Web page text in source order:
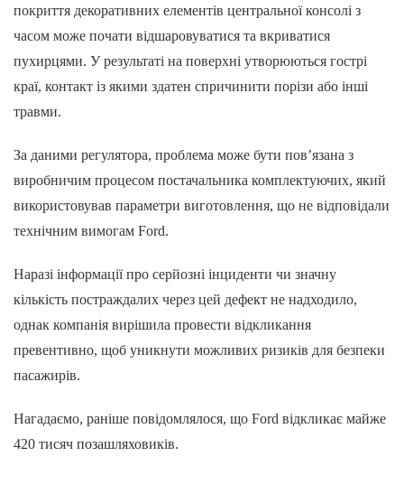
покриття декоративних елементів центральної консолі з
часом може почати відшаровуватися та вкриватися
пухирцями. У результаті на поверхні утворюються гострі
краї, контакт із якими здатен спричинити порізи або інші
травми.
За даними регулятора, проблема може бути пов’язана з
виробничим процесом постачальника комплектуючих, який
використовував параметри виготовлення, що не відповідали
технічним вимогам Ford.
Наразі інформації про серйозні інциденти чи значну
кількість постраждалих через цей дефект не надходило,
однак компанія вирішила провести відкликання
превентивно, щоб уникнути можливих ризиків для безпеки
пасажирів.
Нагадаємо, раніше повідомлялося, що Ford відкликає майже
420 тисяч позашляховиків.